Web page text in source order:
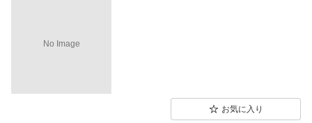
No Image
お気に入り